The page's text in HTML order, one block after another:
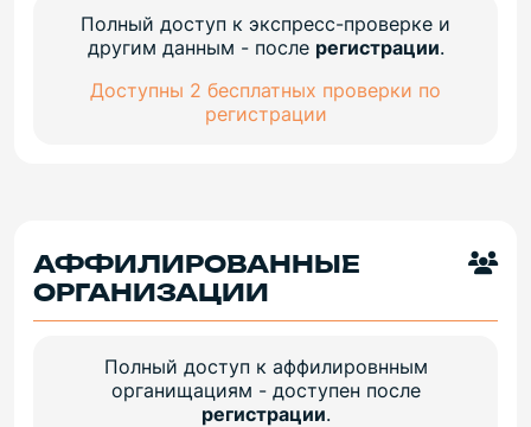
Полный доступ к экспресс-проверке и
другим данным - после регистрации.
Доступны 2 бесплатных проверки по
регистрации
АФФИЛИРОВАННЫЕ
ОРГАНИЗАЦИИ
Полный доступ к аффилировнным
органищациям - доступен после
регистрации.